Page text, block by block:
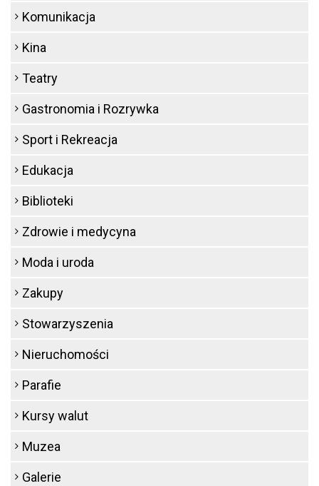
Komunikacja
Kina
Teatry
Gastronomia i Rozrywka
Sport i Rekreacja
Edukacja
Biblioteki
Zdrowie i medycyna
Moda i uroda
Zakupy
Stowarzyszenia
Nieruchomości
Parafie
Kursy walut
Muzea
Galerie